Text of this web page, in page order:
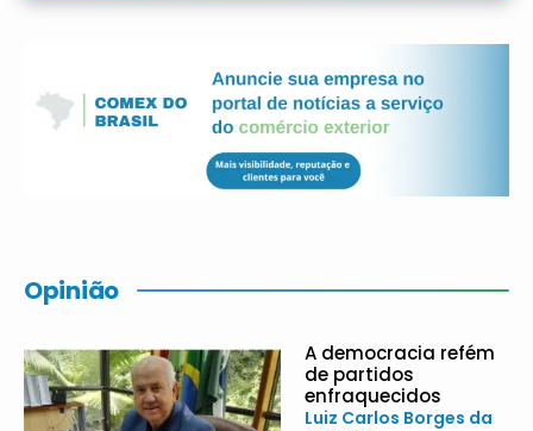
Opinião
A democracia refém
de partidos
enfraquecidos
Luiz Carlos Borges da